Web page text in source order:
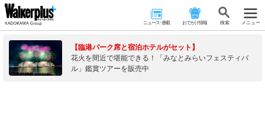
ニュース･連載 おでかけ情報 検 索 メニュー
【臨港パーク席と宿泊ホテルがセット】
花火を間近で堪能できる！「みなとみらいフェスティバ
ル」鑑賞ツアーを販売中